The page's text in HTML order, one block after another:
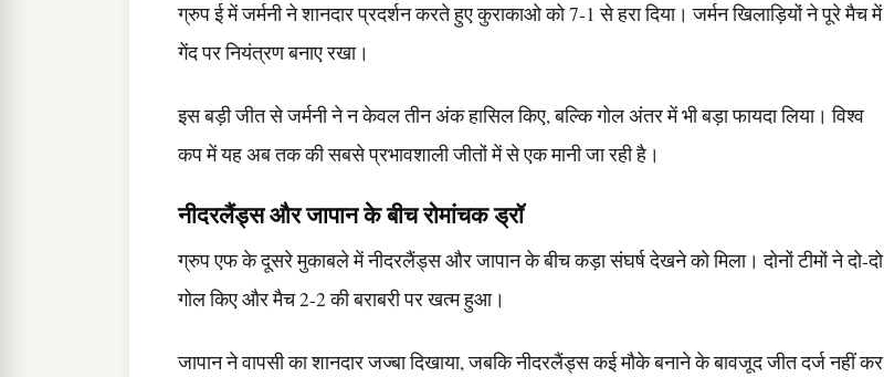
ग्रुप ई में जर्मनी ने शानदार प्रदर्शन करते हुए कुराकाओ को 7-1 से हरा दिया। जर्मन खिलाड़ियों ने पूरे मैच में
गेंद पर नियंत्रण बनाए रखा।
इस बड़ी जीत से जर्मनी ने न केवल तीन अंक हासिल किए, बल्कि गोल अंतर में भी बड़ा फायदा लिया। विश्व
कप में यह अब तक की सबसे प्रभावशाली जीतों में से एक मानी जा रही है।
नीदरलैंड्स और जापान के बीच रोमांचक ड्रॉ
ग्रुप एफ के दूसरे मुकाबले में नीदरलैंड्स और जापान के बीच कड़ा संघर्ष देखने को मिला। दोनों टीमों ने दो-दो
गोल किए और मैच 2-2 की बराबरी पर खत्म हुआ।
जापान ने वापसी का शानदार जज्बा दिखाया, जबकि नीदरलैंड्स कई मौके बनाने के बावजूद जीत दर्ज नहीं कर